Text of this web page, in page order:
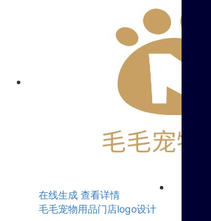
在线生成 查看详情
毛毛宠物用品门店logo设计